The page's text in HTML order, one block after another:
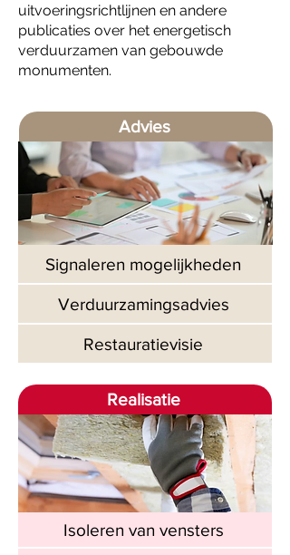
uitvoeringsrichtlijnen en andere
publicaties over het energetisch
verduurzamen van gebouwde
monumenten.
Advies
Signaleren mogelijkheden
Verduurzamingsadvies
Restauratievisie
Realisatie
Isoleren van vensters